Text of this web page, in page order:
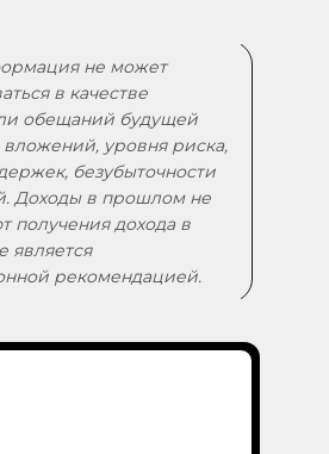
не может
в качестве
обещаний будущей
вложений, уровня риска,
безубыточности
Доходы в прошлом не
получения дохода в
является
рекомендацией.